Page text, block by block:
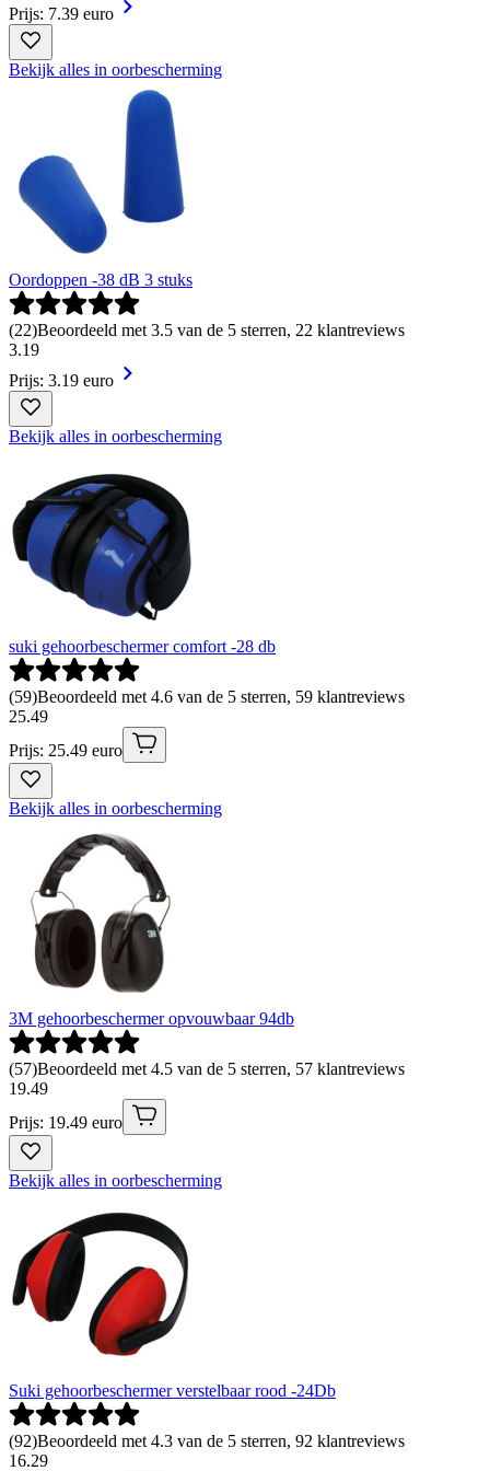
Prijs: 7.39 euro
Bekijk alles in oorbescherming
Oordoppen -38 dB 3 stuks
(22)Beoordeeld met 3.5 van de 5 sterren, 22 klantreviews
3.19
Prijs: 3.19 euro
Bekijk alles in oorbescherming
suki gehoorbeschermer comfort -28 db
(59)Beoordeeld met 4.6 van de 5 sterren, 59 klantreviews
25.49
Prijs: 25.49 euro
Bekijk alles in oorbescherming
3M gehoorbeschermer opvouwbaar 94db
(57)Beoordeeld met 4.5 van de 5 sterren, 57 klantreviews
19.49
Prijs: 19.49 euro
Bekijk alles in oorbescherming
Suki gehoorbeschermer verstelbaar rood -24Db
(92)Beoordeeld met 4.3 van de 5 sterren, 92 klantreviews
16.29